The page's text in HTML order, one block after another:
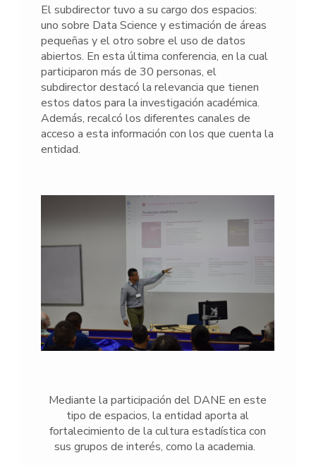
El subdirector tuvo a su cargo dos espacios:
uno sobre Data Science y estimación de áreas
pequeñas y el otro sobre el uso de datos
abiertos. En esta última conferencia, en la cual
participaron más de 30 personas, el
subdirector destacó la relevancia que tienen
estos datos para la investigación académica.
Además, recalcó los diferentes canales de
acceso a esta información con los que cuenta la
entidad.
Mediante la participación del DANE en este
tipo de espacios, la entidad aporta al
fortalecimiento de la cultura estadística con
sus grupos de interés, como la academia.